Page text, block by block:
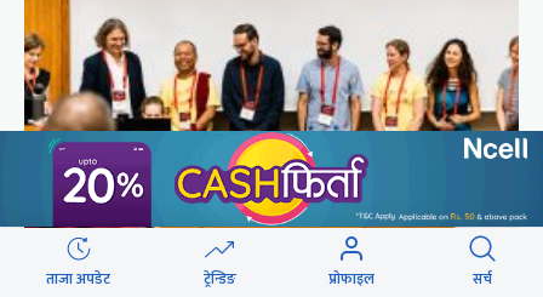
ताजा अपडेट ट्रेन्डिङ प्रोफाइल सर्च